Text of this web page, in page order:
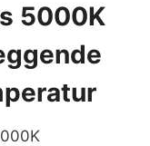
5000K